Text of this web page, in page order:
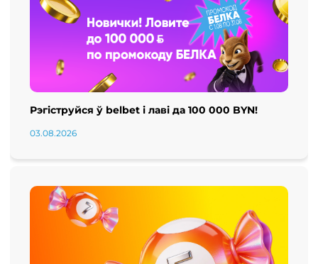
Рэгіструйся ў belbet і лаві да 100 000 BYN!
03.08.2026